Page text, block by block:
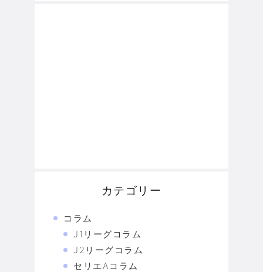
カテゴリー
コラム
J1リーグコラム
J2リーグコラム
セリエAコラム